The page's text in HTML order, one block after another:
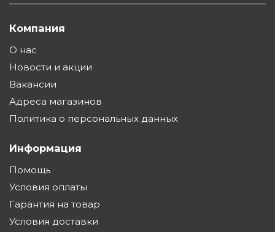
Компания
О нас
Новости и акции
Вакансии
Адреса магазинов
Политика о персональных данных
Информация
Помощь
Условия оплаты
Гарантия на товар
Условия доставки